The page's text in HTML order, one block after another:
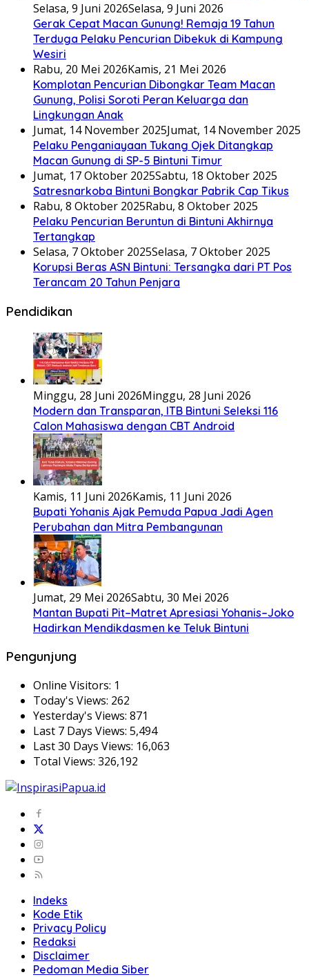
Selasa, 9 Juni 2026Selasa, 9 Juni 2026
Gerak Cepat Macan Gunung! Remaja 19 Tahun
Terduga Pelaku Pencurian Dibekuk di Kampung
Wesiri
Rabu, 20 Mei 2026Kamis, 21 Mei 2026
Komplotan Pencurian Dibongkar Team Macan
Gunung, Polisi Soroti Peran Keluarga dan
Lingkungan Anak
Jumat, 14 November 2025Jumat, 14 November 2025
Pelaku Penganiayaan Tukang Ojek Ditangkap
Macan Gunung di SP-5 Bintuni Timur
Jumat, 17 Oktober 2025Sabtu, 18 Oktober 2025
Satresnarkoba Bintuni Bongkar Pabrik Cap Tikus
Rabu, 8 Oktober 2025Rabu, 8 Oktober 2025
Pelaku Pencurian Beruntun di Bintuni Akhirnya
Tertangkap
Selasa, 7 Oktober 2025Selasa, 7 Oktober 2025
Korupsi Beras ASN Bintuni: Tersangka dari PT Pos
Terancam 20 Tahun Penjara
Pendidikan
Minggu, 28 Juni 2026Minggu, 28 Juni 2026
Modern dan Transparan, ITB Bintuni Seleksi 116
Calon Mahasiswa dengan CBT Android
Kamis, 11 Juni 2026Kamis, 11 Juni 2026
Bupati Yohanis Ajak Pemuda Papua Jadi Agen
Perubahan dan Mitra Pembangunan
Jumat, 29 Mei 2026Sabtu, 30 Mei 2026
Mantan Bupati Pit–Matret Apresiasi Yohanis–Joko
Hadirkan Mendikdasmen ke Teluk Bintuni
Pengunjung
Online Visitors: 1
Today's Views: 262
Yesterday's Views: 871
Last 7 Days Views: 5,494
Last 30 Days Views: 16,063
Total Views: 326,192
Indeks
Kode Etik
Privacy Policy
Redaksi
Disclaimer
Pedoman Media Siber